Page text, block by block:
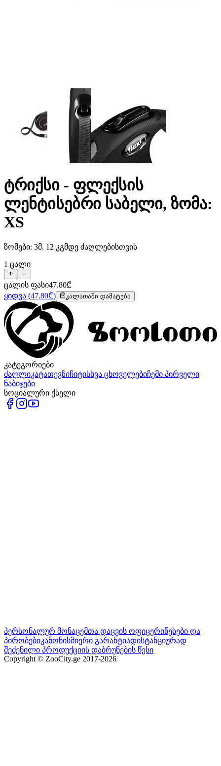
ტრიქსი - ფლექსის
ლენტისებრი საბელი, ზომა:
XS
ზომები: 3მ, 12 კგმდე ძაღლებისთვის
1 ცალი
ცალის ფასი47.80₾
ყიდვა (47.80₾) კალათაში დამატება
კატეგორიები
ძაღლიკატათევზიჩიტისხვა ცხოველებიჩემი პირველი
ნაბიჯები
სოციალური ქსელი
პერსონალურ მონაცემთა დაცვის ოფიცერიწესები და
პირობებიკანონისმიერი გარანტიადისტანციურად
შეძენილი პროდუქციის დაბრუნების წესი
Copyright © ZooCity.ge 2017-2026